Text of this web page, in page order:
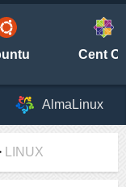
Cent
AlmaLinux
LINUX